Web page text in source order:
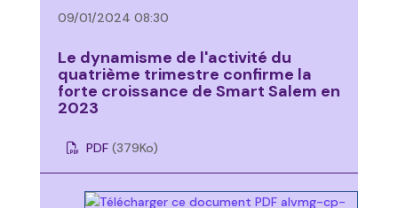
09/01/2024 08:30
Le dynamisme de l'activité du
quatrième trimestre confirme la
forte croissance de Smart Salem en
2023
PDF (379Ko)